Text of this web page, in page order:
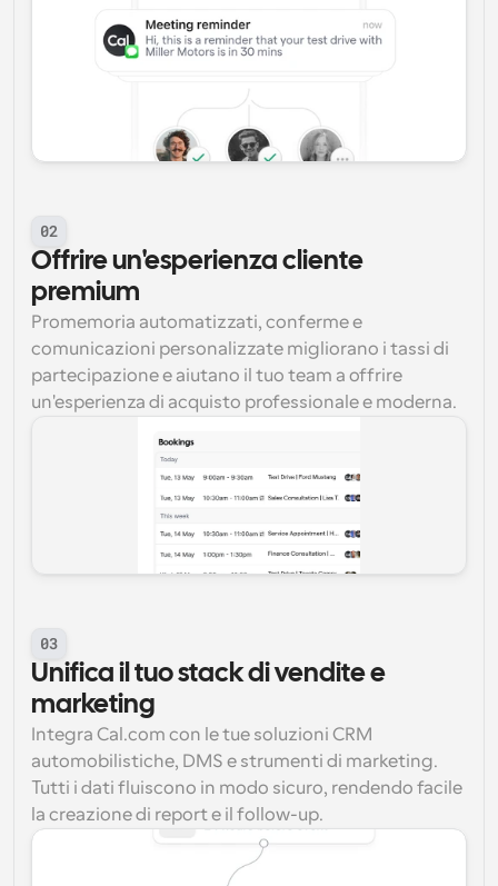
02
Offrire un'esperienza cliente
premium
Promemoria automatizzati, conferme e
comunicazioni personalizzate migliorano i tassi di
partecipazione e aiutano il tuo team a offrire
un'esperienza di acquisto professionale e moderna.
03
Unifica il tuo stack di vendite e
marketing
Integra Cal.com con le tue soluzioni CRM
automobilistiche, DMS e strumenti di marketing.
Tutti i dati fluiscono in modo sicuro, rendendo facile
la creazione di report e il follow-up.